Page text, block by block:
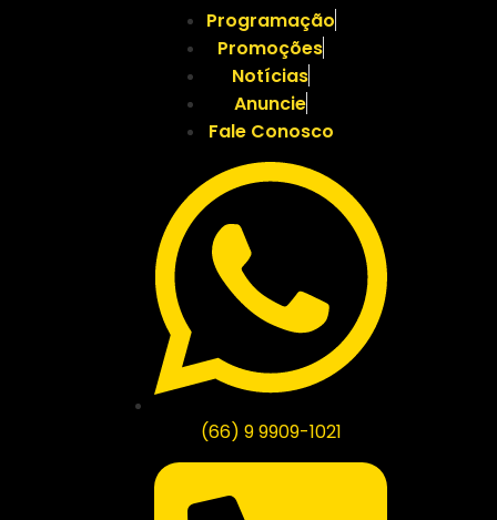
Programação
Promoções
Notícias
Anuncie
Fale Conosco
(66) 9 9909-1021